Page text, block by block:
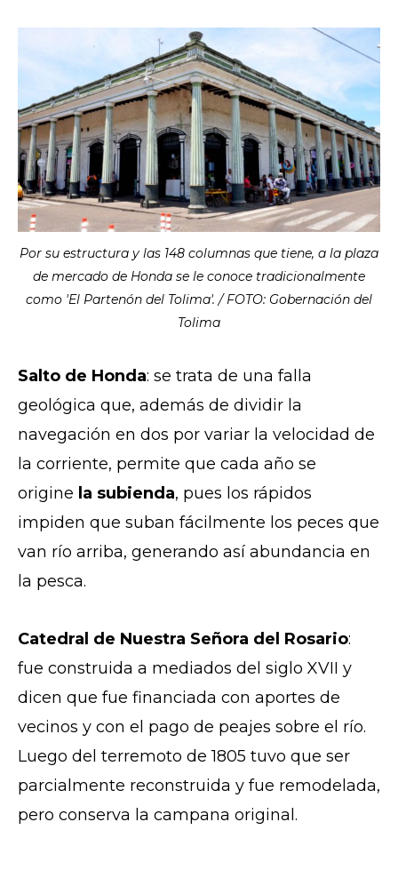
Por su estructura y las 148 columnas que tiene, a la plaza
de mercado de Honda se le conoce tradicionalmente
como 'El Partenón del Tolima'. / FOTO: Gobernación del
Tolima
Salto de Honda: se trata de una falla
geológica que, además de dividir la
navegación en dos por variar la velocidad de
la corriente, permite que cada año se
origine la subienda, pues los rápidos
impiden que suban fácilmente los peces que
van río arriba, generando así abundancia en
la pesca.
Catedral de Nuestra Señora del Rosario:
fue construida a mediados del siglo XVII y
dicen que fue financiada con aportes de
vecinos y con el pago de peajes sobre el río.
Luego del terremoto de 1805 tuvo que ser
parcialmente reconstruida y fue remodelada,
pero conserva la campana original.